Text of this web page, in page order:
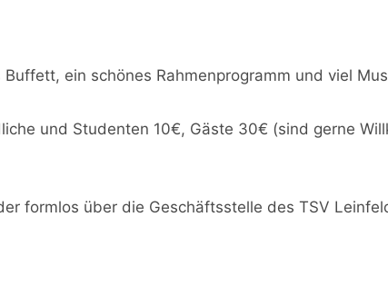
ein schönes Rahmenprogramm und viel
und Studenten 10€, Gäste 30€ (sind gerne
formlos über die Geschäftsstelle des TSV